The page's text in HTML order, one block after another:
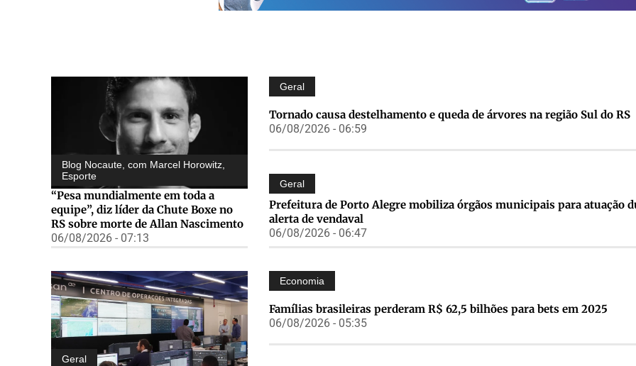
Blog Nocaute, com Marcel Horowitz
Esporte
“Pesa mundialmente em toda a
equipe”, diz líder da Chute Boxe no
RS sobre morte de Allan Nascimento
06/08/2026 - 07:13
Geral
Tornado causa destelhamento e queda de árvores na região Sul do RS
06/08/2026 - 06:59
Geral
Prefeitura de Porto Alegre mobiliza órgãos municipais para atuação
alerta de vendaval
06/08/2026 - 06:47
Geral
Economia
Famílias brasileiras perderam R$ 62,5 bilhões para bets em 2025
06/08/2026 - 05:35